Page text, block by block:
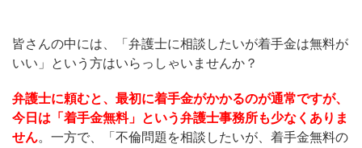
皆さんの中には、「弁護士に相談したいが着手金は無料が
いい」という方はいらっしゃいませんか？
弁護士に頼むと、最初に着手金がかかるのが通常ですが、
今日は「着手金無料」という弁護士事務所も少なくありま
せん。一方で、「不倫問題を相談したいが、着手金無料の